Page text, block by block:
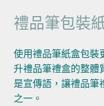
禮品筆包裝
使用禮品筆紙盒包裝
升禮品筆禮盒的整體
是宣傳語，讓禮品筆
之一。